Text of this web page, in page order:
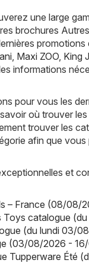
une large
brochures
Maxi ZOO King
informations
pour vous les
où trouver
trouver les
afin que
et
– France (08/08/
Toys catalogue
(du lundi 03/
(03/08/2026 -
Tupperware Été